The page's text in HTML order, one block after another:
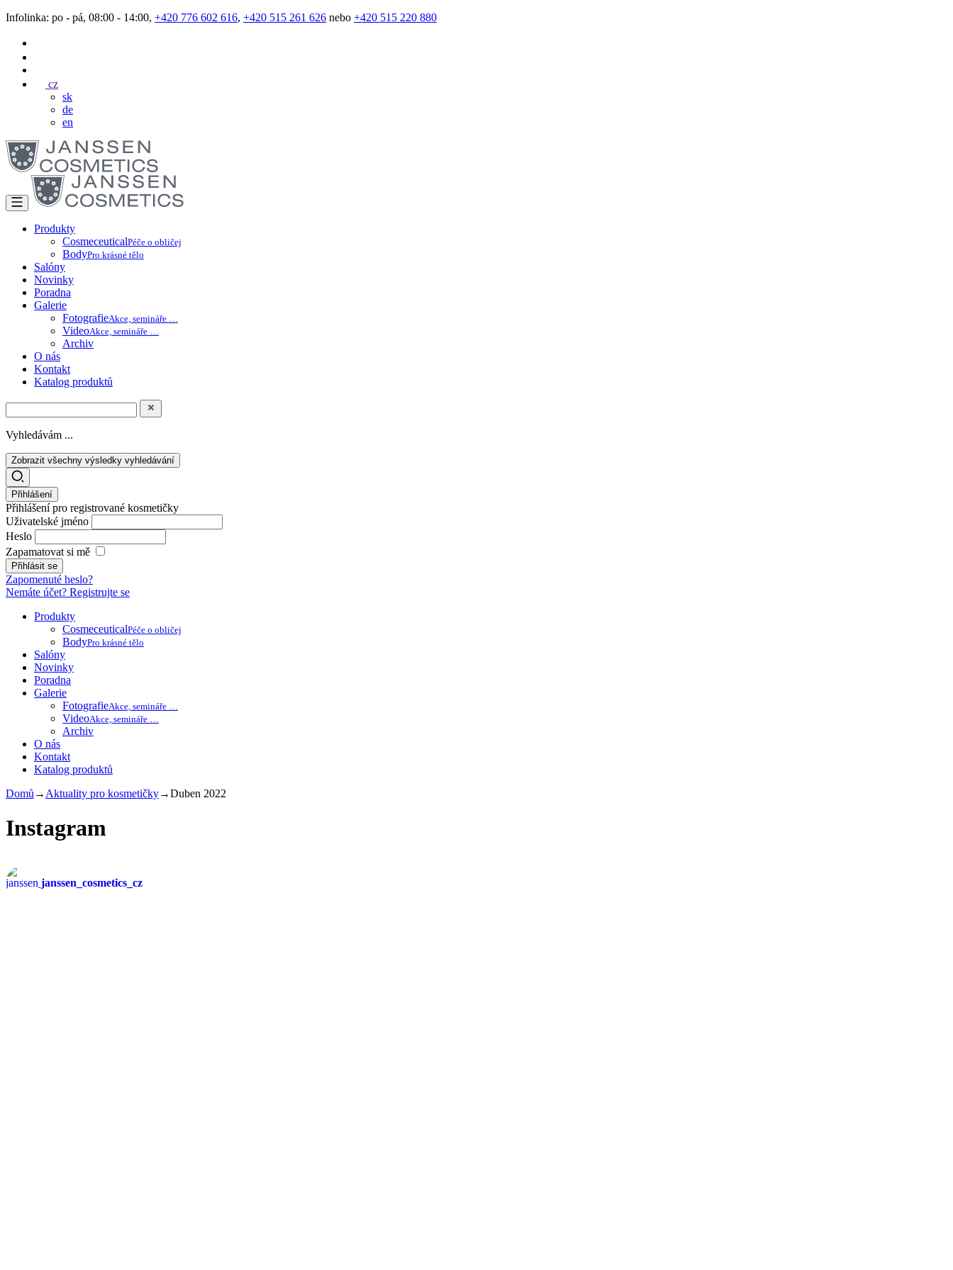
Infolinka: po - pá, 08:00 - 14:00, +420 776 602 616, +420 515 261 626 nebo +420 515 220 880
cz
sk
de
en
Produkty
CosmeceuticalPéče o obličej
BodyPro krásné tělo
Salóny
Novinky
Poradna
Galerie
FotografieAkce, semináře …
VideoAkce, semináře …
Archiv
O nás
Kontakt
Katalog produktů
Vyhledávám ...
Zobrazit všechny výsledky vyhledávání
Přihlášení
Přihlášení pro registrované kosmetičky
Uživatelské jméno
Heslo
Zapamatovat si mě
Zapomenuté heslo?
Nemáte účet? Registrujte se
Produkty
CosmeceuticalPéče o obličej
BodyPro krásné tělo
Salóny
Novinky
Poradna
Galerie
FotografieAkce, semináře …
VideoAkce, semináře …
Archiv
O nás
Kontakt
Katalog produktů
Domů → Aktuality pro kosmetičky→Duben 2022
Instagram
janssen_cosmetics_cz